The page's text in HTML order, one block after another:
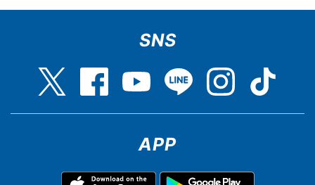
SNS
APP